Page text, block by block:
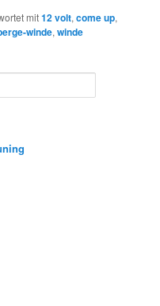
mit12 volt,come up,
winde,winde